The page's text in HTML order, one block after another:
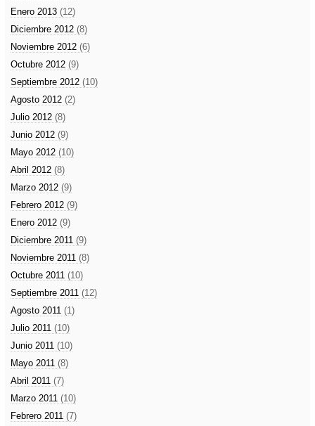
Enero 2013 (12)
Diciembre 2012 (8)
Noviembre 2012 (6)
Octubre 2012 (9)
Septiembre 2012 (10)
Agosto 2012 (2)
Julio 2012 (8)
Junio 2012 (9)
Mayo 2012 (10)
Abril 2012 (8)
Marzo 2012 (9)
Febrero 2012 (9)
Enero 2012 (9)
Diciembre 2011 (9)
Noviembre 2011 (8)
Octubre 2011 (10)
Septiembre 2011 (12)
Agosto 2011 (1)
Julio 2011 (10)
Junio 2011 (10)
Mayo 2011 (8)
Abril 2011 (7)
Marzo 2011 (10)
Febrero 2011 (7)